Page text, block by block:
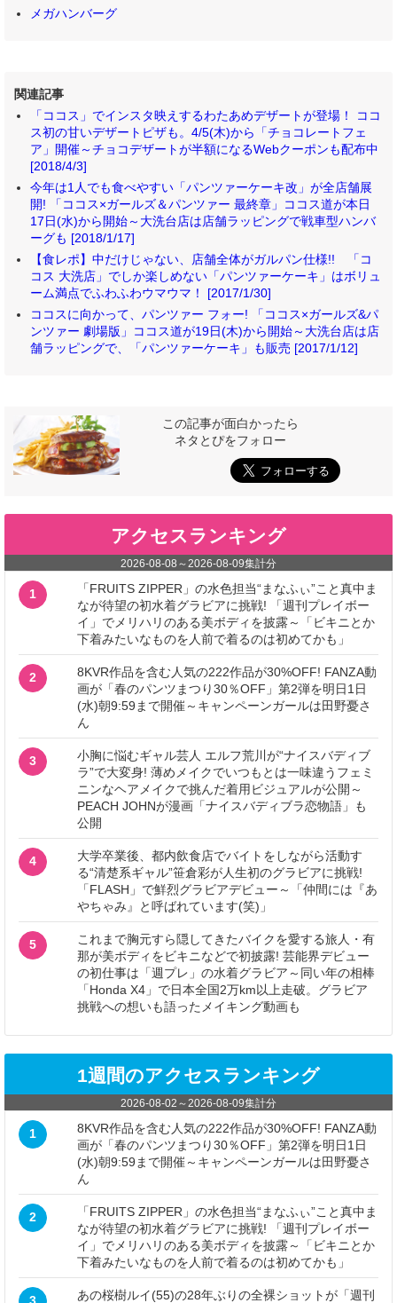
メガハンバーグ
関連記事
「ココス」でインスタ映えするわたあめデザートが登場！ ココ
ス初の甘いデザートピザも。4/5(木)から「チョコレートフェ
ア」開催～チョコデザートが半額になるWebクーポンも配布中
[2018/4/3]
今年は1人でも食べやすい「パンツァーケーキ改」が全店舗展
開! 「ココス×ガールズ＆パンツァー 最終章」ココス道が本日
17日(水)から開始～大洗台店は店舗ラッピングで戦車型ハンバ
ーグも [2018/1/17]
【食レポ】中だけじゃない、店舗全体がガルパン仕様!! 「コ
コス 大洗店」でしか楽しめない「パンツァーケーキ」はボリュ
ーム満点でふわふわウマウマ！ [2017/1/30]
ココスに向かって、パンツァー フォー! 「ココス×ガールズ&パ
ンツァー 劇場版」ココス道が19日(木)から開始～大洗台店は店
舗ラッピングで、「パンツァーケーキ」も販売 [2017/1/12]
この記事が面白かったら
ネタとぴをフォロー
アクセスランキング
2026-08-08 ～ 2026-08-09集計分
1
「FRUITS ZIPPER」の水色担当“まなふぃ”こと真中ま
なが待望の初水着グラビアに挑戦! 「週刊プレイボー
イ」でメリハリのある美ボディを披露～「ビキニとか
下着みたいなものを人前で着るのは初めてかも」
2
8KVR作品を含む人気の222作品が30%OFF! FANZA動
画が「春のパンツまつり30％OFF」第2弾を明日1日
(水)朝9:59まで開催～キャンペーンガールは田野憂さ
ん
3
小胸に悩むギャル芸人 エルフ荒川が“ナイスバディブ
ラ”で大変身! 薄めメイクでいつもとは一味違うフェミ
ニンなヘアメイクで挑んだ着用ビジュアルが公開～
PEACH JOHNが漫画「ナイスバディブラ恋物語」も
公開
4
大学卒業後、都内飲食店でバイトをしながら活動す
る“清楚系ギャル”笹倉彩が人生初のグラビアに挑戦!
「FLASH」で鮮烈グラビアデビュー～「仲間には『あ
やちゃみ』と呼ばれています(笑)」
5
これまで胸元すら隠してきたバイクを愛する旅人・有
那が美ボディをビキニなどで初披露! 芸能界デビュー
の初仕事は「週プレ」の水着グラビア～同い年の相棒
「Honda X4」で日本全国2万km以上走破。グラビア
挑戦への想いも語ったメイキング動画も
1週間のアクセスランキング
2026-08-02 ～ 2026-08-09集計分
1
8KVR作品を含む人気の222作品が30%OFF! FANZA動
画が「春のパンツまつり30％OFF」第2弾を明日1日
(水)朝9:59まで開催～キャンペーンガールは田野憂さ
ん
2
「FRUITS ZIPPER」の水色担当“まなふぃ”こと真中ま
なが待望の初水着グラビアに挑戦! 「週刊プレイボー
イ」でメリハリのある美ボディを披露～「ビキニとか
下着みたいなものを人前で着るのは初めてかも」
3 あの桜樹ルイ(55)の28年ぶりの全裸ショットが「週刊